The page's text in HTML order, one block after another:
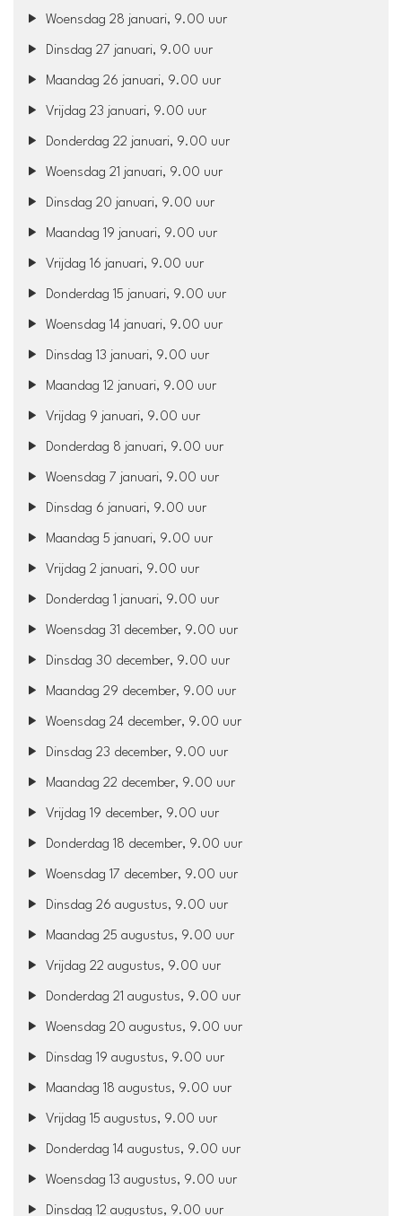
Woensdag 28 januari, 9.00 uur
Dinsdag 27 januari, 9.00 uur
Maandag 26 januari, 9.00 uur
Vrijdag 23 januari, 9.00 uur
Donderdag 22 januari, 9.00 uur
Woensdag 21 januari, 9.00 uur
Dinsdag 20 januari, 9.00 uur
Maandag 19 januari, 9.00 uur
Vrijdag 16 januari, 9.00 uur
Donderdag 15 januari, 9.00 uur
Woensdag 14 januari, 9.00 uur
Dinsdag 13 januari, 9.00 uur
Maandag 12 januari, 9.00 uur
Vrijdag 9 januari, 9.00 uur
Donderdag 8 januari, 9.00 uur
Woensdag 7 januari, 9.00 uur
Dinsdag 6 januari, 9.00 uur
Maandag 5 januari, 9.00 uur
Vrijdag 2 januari, 9.00 uur
Donderdag 1 januari, 9.00 uur
Woensdag 31 december, 9.00 uur
Dinsdag 30 december, 9.00 uur
Maandag 29 december, 9.00 uur
Woensdag 24 december, 9.00 uur
Dinsdag 23 december, 9.00 uur
Maandag 22 december, 9.00 uur
Vrijdag 19 december, 9.00 uur
Donderdag 18 december, 9.00 uur
Woensdag 17 december, 9.00 uur
Dinsdag 26 augustus, 9.00 uur
Maandag 25 augustus, 9.00 uur
Vrijdag 22 augustus, 9.00 uur
Donderdag 21 augustus, 9.00 uur
Woensdag 20 augustus, 9.00 uur
Dinsdag 19 augustus, 9.00 uur
Maandag 18 augustus, 9.00 uur
Vrijdag 15 augustus, 9.00 uur
Donderdag 14 augustus, 9.00 uur
Woensdag 13 augustus, 9.00 uur
Dinsdag 12 augustus, 9.00 uur